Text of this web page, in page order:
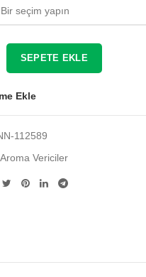
₺ 165,60
SEPETE EKLE
Ekle
112589
Aroma Vericiler